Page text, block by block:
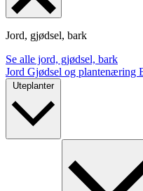
Jord, gjødsel, bark
Se alle jord, gjødsel, bark
Jord Gjødsel og plantenæring
Uteplanter